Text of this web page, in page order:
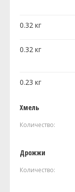
0.32 кг
0.32 кг
0.23 кг
Хмель
Количество:
Дрожжи
Количество: